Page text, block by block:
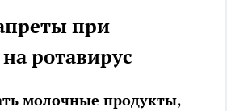
при
ротавирус
молочные продукты,